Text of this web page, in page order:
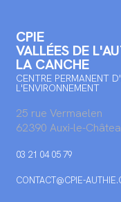
CPIE
VALLÉES DE
LA CANCHE
CENTRE PERMANENT
L'ENVIRONNEMENT
25 rue Vermaelen
62390 Auxi-le-
03 21 04 05 79
CONTACT@CPIE-